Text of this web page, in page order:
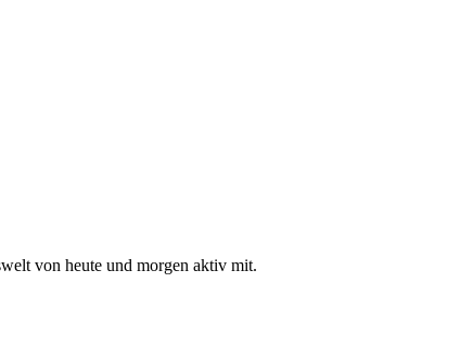
von heute und morgen aktiv mit.